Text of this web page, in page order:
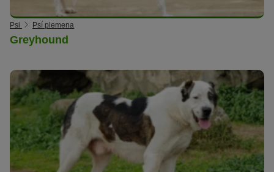
Psi Psí plemena
Greyhound